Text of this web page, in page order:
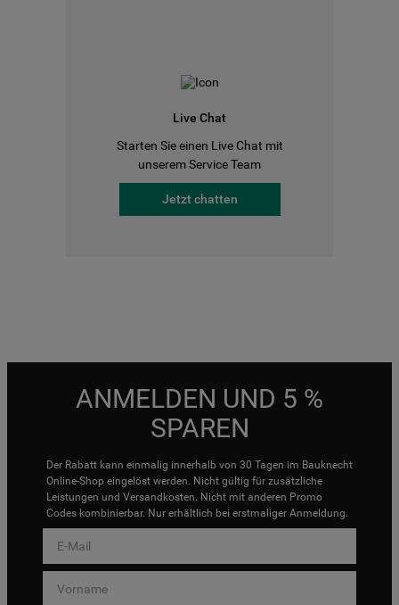
Live Chat
Starten Sie einen Live Chat mit
unserem Service Team
Jetzt chatten
ANMELDEN UND 5 %
SPAREN
Der Rabatt kann einmalig innerhalb von 30 Tagen im Bauknecht
Online-Shop eingelöst werden. Nicht gültig für zusätzliche
Leistungen und Versandkosten. Nicht mit anderen Promo
Codes kombinierbar. Nur erhältlich bei erstmaliger Anmeldung.